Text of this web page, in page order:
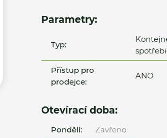
Parametry:
Typ:
Přístup pro
prodejce:
ANO
Otevírací doba:
Pondělí:
Zavřeno